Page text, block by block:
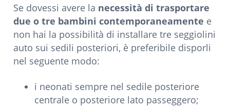
Se dovessi avere la necessità di trasportare
due o tre bambini contemporaneamente e
non hai la possibilità di installare tre seggiolini
auto sui sedili posteriori, è preferibile disporli
nel seguente modo:
i neonati sempre nel sedile posteriore
centrale o posteriore lato passeggero;